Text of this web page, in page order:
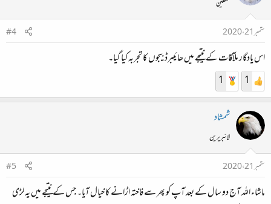
محفلین
ستمبر 21، 2020
#4
اس یادگار ملآقات کے نتیجے میں ھائیبرڈ بیجوں کا تجربہ کیا گیا۔
1
1
شمشاد
لائبریرین
ستمبر 21، 2020
#5
ماشاء اللہ آج دو سال کے بعد آپ کو پھر سے فاختہ اڑانے کا خیال آیا۔ جس کے نتیجے میں یہ لڑی